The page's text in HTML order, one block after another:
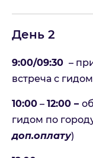
День 2
9:00/09:30 –
встреча с гидом
10:00 – 12:00 –
гидом по
доп.оплату)